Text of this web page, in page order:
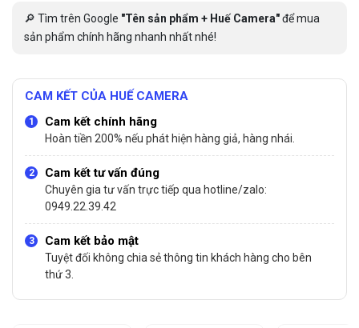
🔎 Tìm trên Google "Tên sản phẩm + Huế Camera"để mua
sản phẩm chính hãng nhanh nhất nhé!
CAM KẾT CỦA HUẾ CAMERA
Cam kết chính hãng
Hoàn tiền 200% nếu phát hiện hàng giả, hàng nhái.
Cam kết tư vấn đúng
Chuyên gia tư vấn trực tiếp qua hotline/zalo:
0949.22.39.42
Cam kết bảo mật
Tuyệt đối không chia sẻ thông tin khách hàng cho bên
thứ 3.